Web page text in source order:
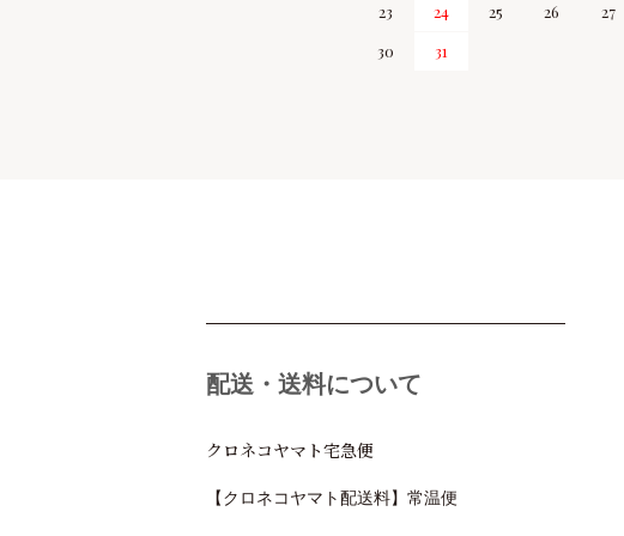
23
24 25 26 27
30
31
配送・送料について
クロネコヤマト宅急便
【クロネコヤマト配送料】常温便